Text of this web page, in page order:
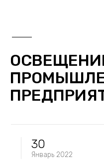
30
Январь 2022